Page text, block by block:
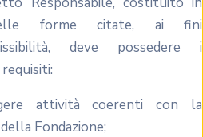
forme citate, ai fini
deve possedere i
attività coerenti con la
Fondazione;